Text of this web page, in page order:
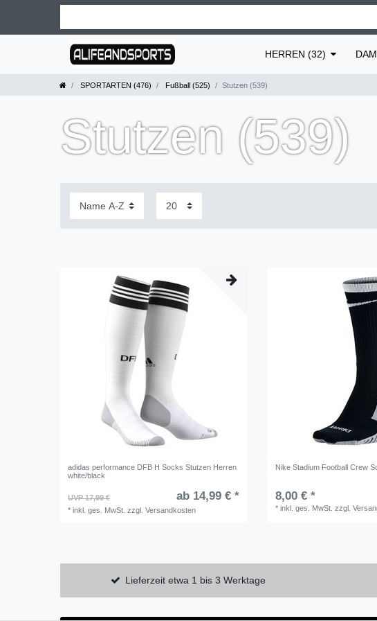
HERREN (32)
SPORTARTEN (476) Fußball (525) Stutzen (539)
Stutzen (539)
adidas performance DFB H Socks Stutzen Herren
white/black
UVP 17,99 € ab 14,99 € *
*inkl. ges. MwSt. zzgl.Versandkosten
Nike Stadium Football Crew
8,00 € *
*inkl. ges. MwSt. zzgl.
Lieferzeit etwa 1 bis 3 Werktage